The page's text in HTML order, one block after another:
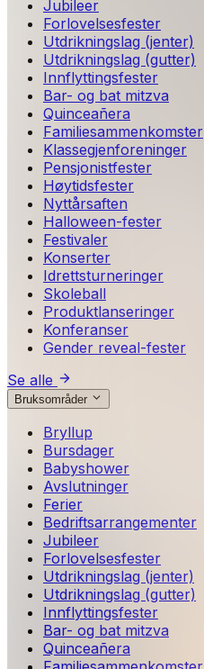
Jubileer
Forlovelsesfester
Utdrikningslag (jenter)
Utdrikningslag (gutter)
Innflyttingsfester
Bar- og bat mitzva
Quinceañera
Familiesammenkomster
Klassegjenforeninger
Pensjonistfester
Høytidsfester
Nyttårsaften
Halloween-fester
Festivaler
Konserter
Idrettsturneringer
Skoleball
Produktlanseringer
Konferanser
Gender reveal-fester
Se alle
Bruksområder
Bryllup
Bursdager
Babyshower
Avslutninger
Ferier
Bedriftsarrangementer
Jubileer
Forlovelsesfester
Utdrikningslag (jenter)
Utdrikningslag (gutter)
Innflyttingsfester
Bar- og bat mitzva
Quinceañera